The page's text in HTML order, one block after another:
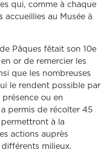
qui, comme à chaque
accueillies au Musée à
Pâques fêtait son 10e
or de remercier les
que les nombreuses
le rendent possible par
ou en
permis de récolter 45
à la
actions auprès
milieux.